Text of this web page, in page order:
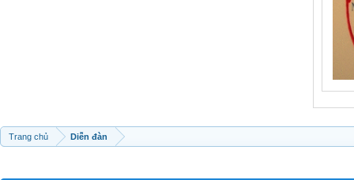
Trang chủ Diễn đàn